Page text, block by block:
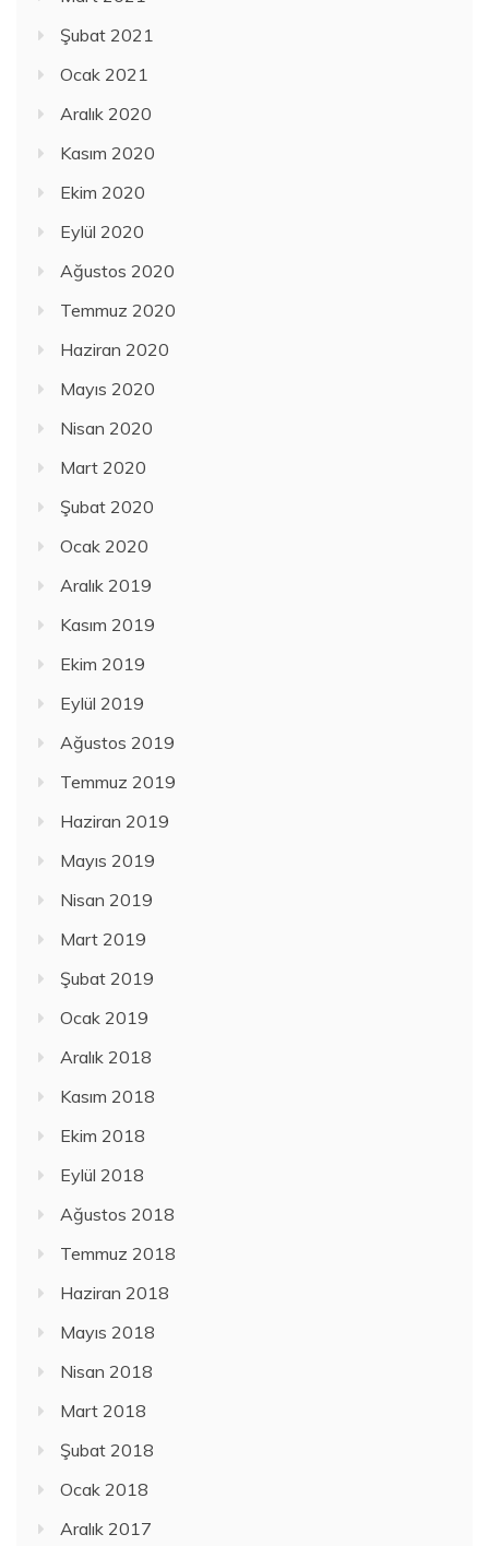
Şubat 2021
Ocak 2021
Aralık 2020
Kasım 2020
Ekim 2020
Eylül 2020
Ağustos 2020
Temmuz 2020
Haziran 2020
Mayıs 2020
Nisan 2020
Mart 2020
Şubat 2020
Ocak 2020
Aralık 2019
Kasım 2019
Ekim 2019
Eylül 2019
Ağustos 2019
Temmuz 2019
Haziran 2019
Mayıs 2019
Nisan 2019
Mart 2019
Şubat 2019
Ocak 2019
Aralık 2018
Kasım 2018
Ekim 2018
Eylül 2018
Ağustos 2018
Temmuz 2018
Haziran 2018
Mayıs 2018
Nisan 2018
Mart 2018
Şubat 2018
Ocak 2018
Aralık 2017